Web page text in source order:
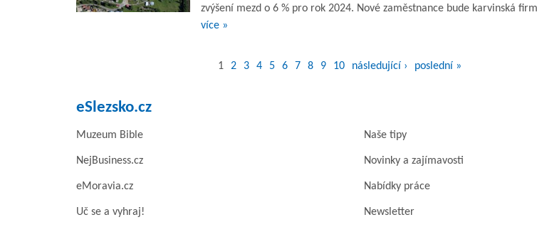
zvýšení mezd o 6 % pro rok 2024. Nové zaměstnance bude karvinská
více »
1 2 3 4 5 6 7 8 9 10 následující › poslední »
eSlezsko.cz
Muzeum Bible Naše tipy
NejBusiness.cz Novinky a zajímavosti
eMoravia.cz Nabídky práce
Uč se a vyhraj! Newsletter